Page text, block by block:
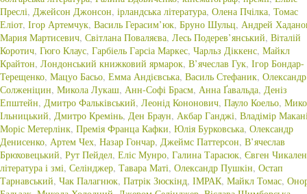
Преслі, Джейсон Джонсон, ірландська література, Олена Пчілка, Томас
Еліот, Ігор Артемчук, Василь Герасим’юк, Бруно Шульц, Андрей
Мария Мартисевич, Світлана Поваляєва, Лесь Подерев’янський, Віталій
Коротич, Гюго Клаус, Гарбіель Гарсіа Маркес, Чарльз Діккенс, Майкл
Крайтон, Лондонський книжковий ярмарок, В’ячеслав Гук, Ігор Бондар-
Терещенко, Мацуо Басьо, Емма Андієвська, Василь Стефаник, Олександр
Солженіцин, Микола Лукаш, Анн-Софі Брасм, Анна Ґавальда, Деніз
Епштейн, Дмитро Фальківський, Леонід Кононович, Пауло Коельо,
Ільницький, Дмитро Кремінь, Ден Браун, Акбар Ганджі, Владімір
Моріс Метерлінк, Премія Франца Кафки, Юлія Бурковська, Олександр
Денисенко, Артем Чех, Назар Гончар, Джеймс Паттерсон, В’ячеслав
Брюховецький, Рут Пейдел, Еліс Мунро, Галина Тарасюк, Євген
література і змі, Селінджер, Тавара Маті, Олександр Пушкін, Остап
Тарнавський, Чак Палагнюк, Патрік Зюскінд, ІМРАК, Майкл Томас,